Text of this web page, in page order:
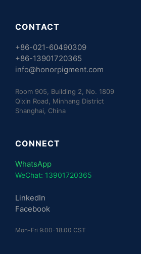
CONTACT
+86-021-60490309
+86-13901720365
info@honorpigment.com
Room 905, Building 2, No. 1809
Qixin Road, Minhang District
Shanghai, China
CONNECT
WhatsApp
WeChat: 13901720365
LinkedIn
Facebook
Mon-Fri 9:00-18:00 CST